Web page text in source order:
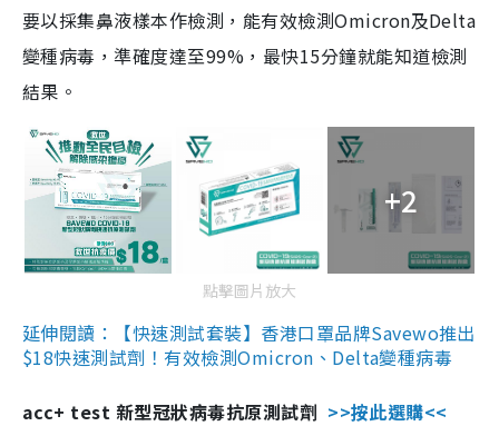
要以採集鼻液樣本作檢測，能有效檢測Omicron及Delta
變種病毒，準確度達至99%，最快15分鐘就能知道檢測
結果。
+2
點擊圖片放大
延伸閱讀：【快速測試套裝】香港口罩品牌Savewo推出
$18快速測試劑！有效檢測Omicron、Delta變種病毒
acc+ test 新型冠狀病毒抗原測試劑 >>按此選購<<